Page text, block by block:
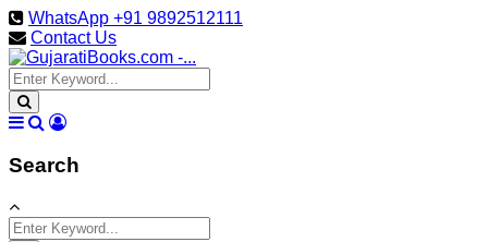
WhatsApp +91 9892512111
Contact Us
Search